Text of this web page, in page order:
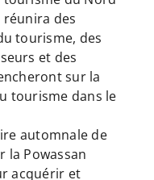
réunira des
tourisme, des
et des
sur la
tourisme dans le
automnale de
la Powassan
acquérir et